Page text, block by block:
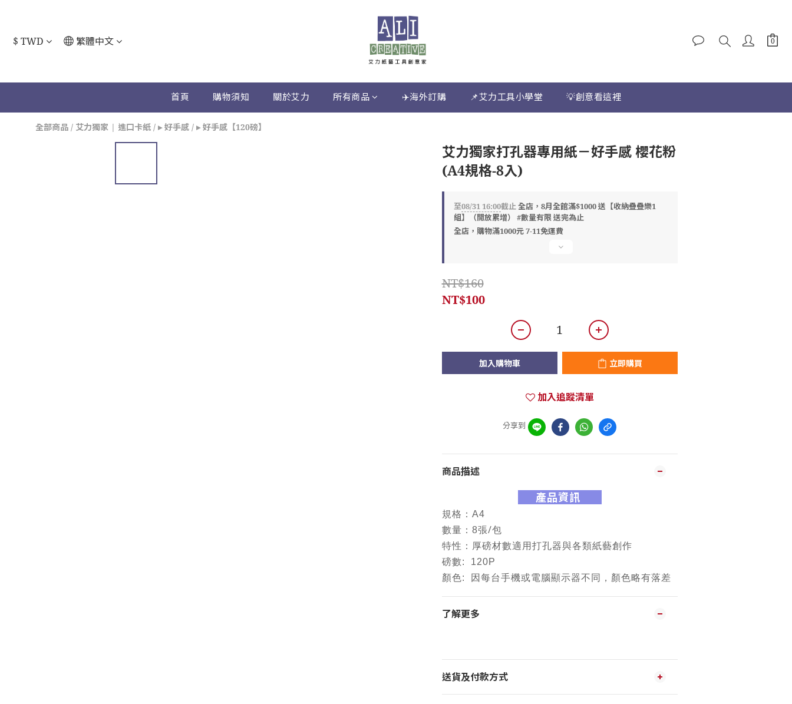
$ TWD 繁體中文
首頁 購物須知 關於艾力 所有商品 ✈️海外訂購 📌艾力工具小學堂 💡創意看這裡
全部商品 / 艾力獨家 | 進口卡紙 / ▸ 好手感 / ▸ 好手感【120磅】
艾力獨家打孔器專用紙－好手感 櫻花粉
(A4規格-8入)
至08/31 16:00截止全店，8月全館滿$1000 送【收納疊疊樂1
組】（開放累增） #數量有限 送完為止
全店，購物滿1000元 7-11免運費
NT$160
NT$100
加入購物車 立即購買
加入追蹤清單
分享到
商品描述
產品資訊
規格：A4
數量：8張/包
特性： 厚磅材數適用打孔器與各類紙藝創作
磅數: 120P
顏色: 因每台手機或電腦顯示器不同，顏色略有落差
了解更多
送貨及付款方式